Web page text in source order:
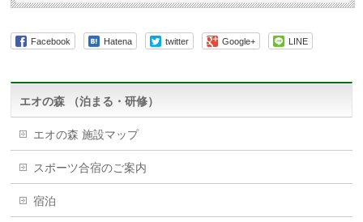
Facebook Hatena twitter Google+ LINE
エオの森 （泊まる・研修）
エオの森 施設マップ
スポーツ合宿のご案内
宿泊